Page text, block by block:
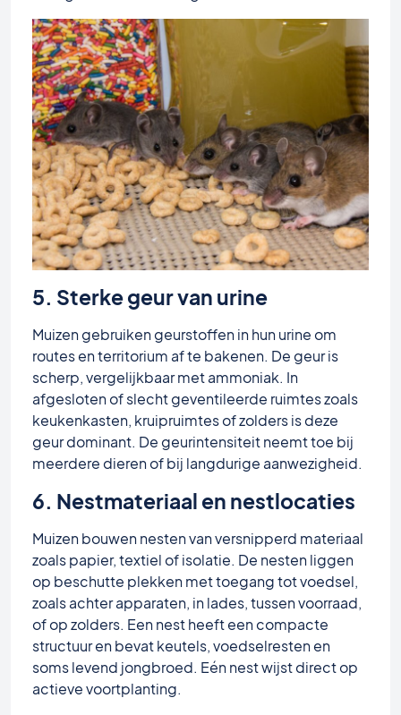
5. Sterke geur van urine
Muizen gebruiken geurstoffen in hun urine om
routes en territorium af te bakenen. De geur is
scherp, vergelijkbaar met ammoniak. In
afgesloten of slecht geventileerde ruimtes zoals
keukenkasten, kruipruimtes of zolders is deze
geur dominant. De geurintensiteit neemt toe bij
meerdere dieren of bij langdurige aanwezigheid.
6. Nestmateriaal en nestlocaties
Muizen bouwen nesten van versnipperd materiaal
zoals papier, textiel of isolatie. De nesten liggen
op beschutte plekken met toegang tot voedsel,
zoals achter apparaten, in lades, tussen voorraad,
of op zolders. Een nest heeft een compacte
structuur en bevat keutels, voedselresten en
soms levend jongbroed. Eén nest wijst direct op
actieve voortplanting.